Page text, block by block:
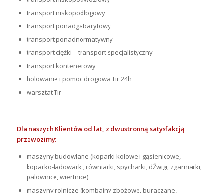
transport niskopodłogowy
transport ponadgabarytowy
transport ponadnormatywny
transport ciężki – transport specjalistyczny
transport kontenerowy
holowanie i pomoc drogowa Tir 24h
warsztat Tir
Dla naszych Klientów od lat, z dwustronną satysfakcją
przewozimy:
maszyny budowlane (koparki kołowe i gąsienicowe,
koparko-ładowarki, równiarki, spycharki, dŹwigi, zgarniarki,
palownice, wiertnice)
maszyny rolnicze (kombajny zbożowe, buraczane,